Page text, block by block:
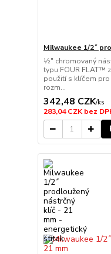
Milwaukee 1/2˝
½″ chromovaný
typu FOUR FLAT™
použití s klíčem pro
rozm...
342,48 CZK/ks
283,04 CZKbez